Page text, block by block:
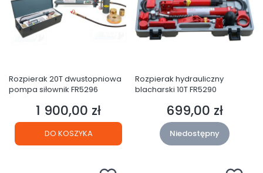
Rozpierak 20T dwustopniowa
pompa siłownik FR5296
Cena
1 900,00 zł
DO KOSZYKA
Rozpierak hydrauliczny
blacharski 10T FR5290
Cena
699,00 zł
Niedostępny